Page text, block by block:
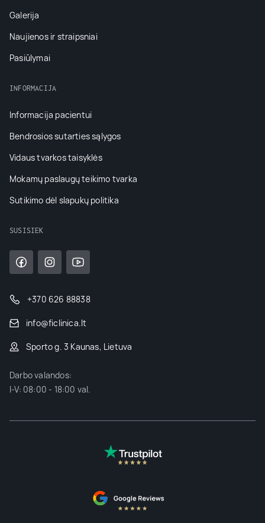
Galerija
Naujienos ir straipsniai
Pasiūlymai
INFORMACIJA
Informacija pacientui
Bendrosios sutarties sąlygos
Vidaus tvarkos taisyklės
Mokamų paslaugų teikimo tvarka
Sutikimo dėl slapukų politika
SUSISIEK
+370 626 88838
info@ficlinica.lt
Sporto g. 3 Kaunas, Lietuva
Darbo valandos:
I-V: 08:00 - 18:00 val.